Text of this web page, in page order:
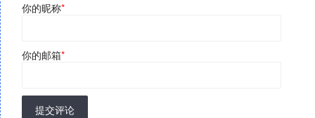
你的昵称*
你的邮箱*
提交评论